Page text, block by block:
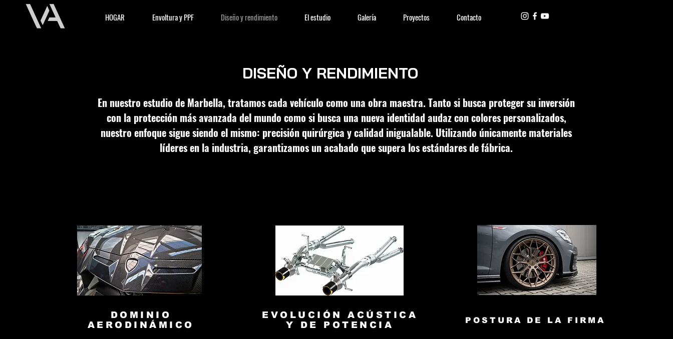
HOGAR Envoltura y PPF Diseño y rendimiento El estudio Galería Proyectos Contacto
DISEÑO Y RENDIMIENTO
En nuestro estudio de Marbella, tratamos cada vehículo como una obra maestra. Tanto si busca proteger su inversión
con la protección más avanzada del mundo como si busca una nueva identidad audaz con colores personalizados,
nuestro enfoque sigue siendo el mismo: precisión quirúrgica y calidad inigualable. Utilizando únicamente materiales
líderes en la industria, garantizamos un acabado que supera los estándares de fábrica.
DOMINIO
AERODINÁMICO
EVOLUCIÓN ACÚSTICA
Y DE POTENCIA
POSTURA DE LA FIRMA